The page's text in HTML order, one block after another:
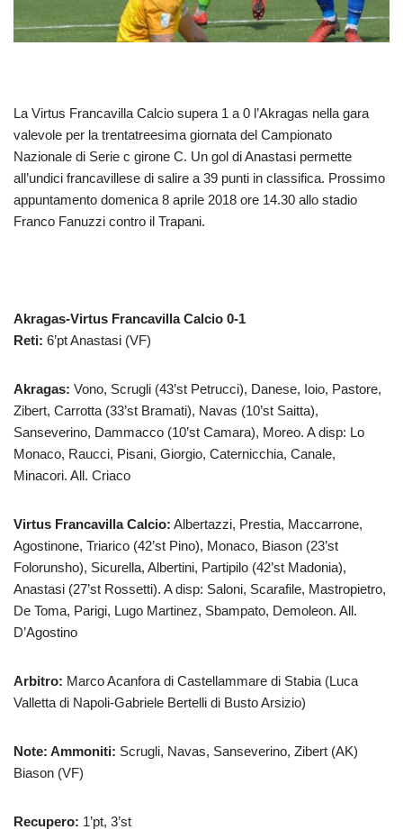
La Virtus Francavilla Calcio supera 1 a 0 l’Akragas nella gara
valevole per la trentatreesima giornata del Campionato
Nazionale di Serie c girone C. Un gol di Anastasi permette
all’undici francavillese di salire a 39 punti in classifica. Prossimo
appuntamento domenica 8 aprile 2018 ore 14.30 allo stadio
Franco Fanuzzi contro il Trapani.
Akragas-Virtus Francavilla Calcio 0-1
Reti: 6’pt Anastasi (VF)
Akragas: Vono, Scrugli (43’st Petrucci), Danese, Ioio, Pastore,
Zibert, Carrotta (33’st Bramati), Navas (10’st Saitta),
Sanseverino, Dammacco (10’st Camara), Moreo. A disp: Lo
Monaco, Raucci, Pisani, Giorgio, Caternicchia, Canale,
Minacori. All. Criaco
Virtus Francavilla Calcio: Albertazzi, Prestia, Maccarrone,
Agostinone, Triarico (42’st Pino), Monaco, Biason (23’st
Folorunsho), Sicurella, Albertini, Partipilo (42’st Madonia),
Anastasi (27’st Rossetti). A disp: Saloni, Scarafile, Mastropietro,
De Toma, Parigi, Lugo Martinez, Sbampato, Demoleon. All.
D’Agostino
Arbitro: Marco Acanfora di Castellammare di Stabia (Luca
Valletta di Napoli-Gabriele Bertelli di Busto Arsizio)
Note: Ammoniti: Scrugli, Navas, Sanseverino, Zibert (AK)
Biason (VF)
Recupero: 1’pt, 3’st